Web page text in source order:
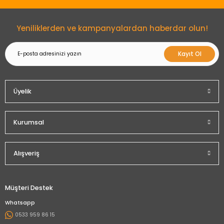
Yeniliklerden ve kampanyalardan haberdar olun!
Kayıt Ol
Üyelik
Kurumsal
Alışveriş
Müşteri Destek
Whatsapp
0533 959 86 15